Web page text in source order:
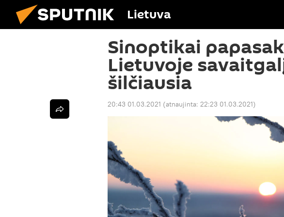
Lietuva
Sinoptikai
Lietuvoje
šilčiausia
20:43 01.03.2021 (atnaujinta: 22:23 01.03.2021)